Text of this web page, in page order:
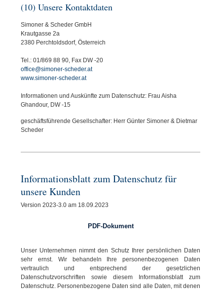
(10) Unsere Kontaktdaten
Simoner & Scheder GmbH
Krautgasse 2a
2380 Perchtoldsdorf, Österreich
Tel.: 01/869 88 90, Fax DW -20
office@simoner-scheder.at
www.simoner-scheder.at
Informationen und Auskünfte zum Datenschutz: Frau Aisha
Ghandour, DW -15
geschäftsführende Gesellschafter: Herr Günter Simoner & Dietmar
Scheder
Informationsblatt zum Datenschutz für
unsere Kunden
Version 2023-3.0 am 18.09.2023
PDF-Dokument
Unser Unternehmen nimmt den Schutz Ihrer persönlichen Daten
sehr ernst. Wir behandeln Ihre personenbezogenen Daten
vertraulich und entsprechend der gesetzlichen
Datenschutzvorschriften sowie diesem Informationsblatt zum
Datenschutz. Personenbezogene Daten sind alle Daten, mit denen